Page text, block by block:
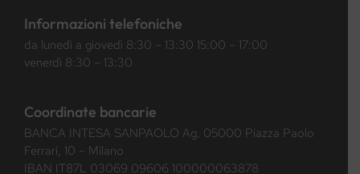
Informazioni telefoniche
da lunedì a giovedì 8:30 – 13:30 15:00 – 17:00
venerdì 8:30 – 13:30
Coordinate bancarie
BANCA INTESA SANPAOLO Ag. 05000 Piazza Paolo
Ferrari, 10 – Milano
IBAN IT87L 03069 09606 100000063878